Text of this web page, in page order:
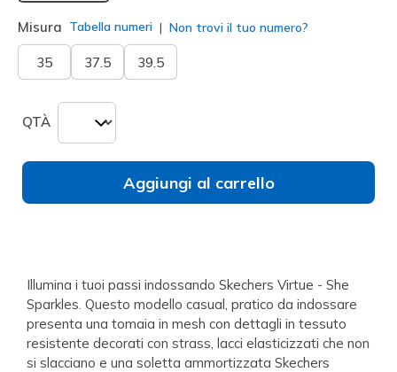
Misura Tabella numeri Non trovi il tuo numero?
35 37.5 39.5
QTÀ
Aggiungi al carrello
Illumina i tuoi passi indossando Skechers Virtue - She
Sparkles. Questo modello casual, pratico da indossare
presenta una tomaia in mesh con dettagli in tessuto
resistente decorati con strass, lacci elasticizzati che non
si slacciano e una soletta ammortizzata Skechers